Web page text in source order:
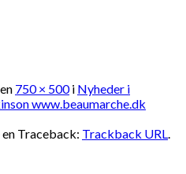
750 × 500i Nyheder i
www.beaumarche.dk
Traceback: Trackback URL.